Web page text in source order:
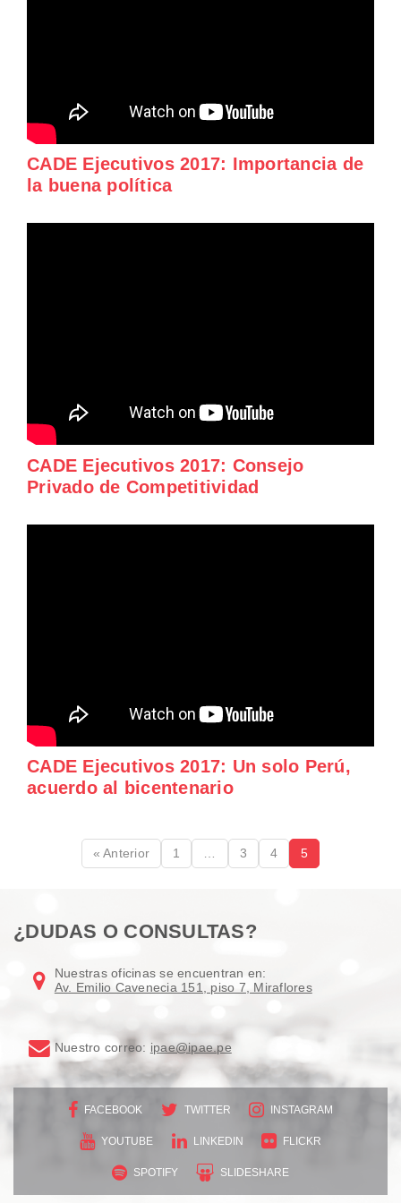
CADE Ejecutivos 2017: Importancia de
la buena política
CADE Ejecutivos 2017: Consejo
Privado de Competitividad
CADE Ejecutivos 2017: Un solo Perú,
acuerdo al bicentenario
« Anterior 1 3 4 5
¿DUDAS O CONSULTAS?
Nuestras oficinas se encuentran en:
Av. Emilio Cavenecia 151, piso 7, Miraflores
Nuestro correo: ipae@ipae.pe
FACEBOOK TWITTER INSTAGRAM
YOUTUBE LINKEDIN FLICKR
SPOTIFY SLIDESHARE